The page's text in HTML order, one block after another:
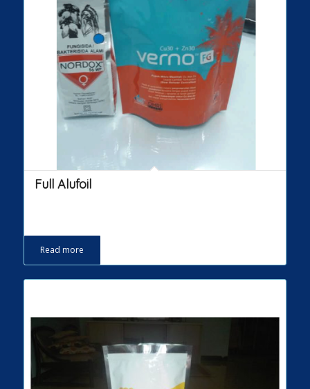
Full Alufoil
Read more